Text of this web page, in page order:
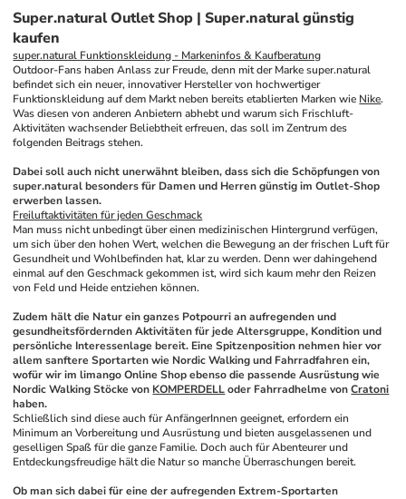
Super.natural Outlet Shop | Super.natural günstig
kaufen
super.natural Funktionskleidung - Markeninfos & Kaufberatung
Outdoor-Fans haben Anlass zur Freude, denn mit der Marke super.natural
befindet sich ein neuer, innovativer Hersteller von hochwertiger
Funktionskleidung auf dem Markt neben bereits etablierten Marken wie Nike.
Was diesen von anderen Anbietern abhebt und warum sich Frischluft-
Aktivitäten wachsender Beliebtheit erfreuen, das soll im Zentrum des
folgenden Beitrags stehen.
Dabei soll auch nicht unerwähnt bleiben, dass sich die Schöpfungen von
super.natural besonders für Damen und Herren günstig im Outlet-Shop
erwerben lassen.
Freiluftaktivitäten für jeden Geschmack
Man muss nicht unbedingt über einen medizinischen Hintergrund verfügen,
um sich über den hohen Wert, welchen die Bewegung an der frischen Luft für
Gesundheit und Wohlbefinden hat, klar zu werden. Denn wer dahingehend
einmal auf den Geschmack gekommen ist, wird sich kaum mehr den Reizen
von Feld und Heide entziehen können.
Zudem hält die Natur ein ganzes Potpourri an aufregenden und
gesundheitsfördernden Aktivitäten für jede Altersgruppe, Kondition und
persönliche Interessenlage bereit. Eine Spitzenposition nehmen hier vor
allem sanftere Sportarten wie Nordic Walking und Fahrradfahren ein,
wofür wir im limango Online Shop ebenso die passende Ausrüstung wie
Nordic Walking Stöcke von KOMPERDELL oder Fahrradhelme von Cratoni
haben.
Schließlich sind diese auch für AnfängerInnen geeignet, erfordern ein
Minimum an Vorbereitung und Ausrüstung und bieten ausgelassenen und
geselligen Spaß für die ganze Familie. Doch auch für Abenteurer und
Entdeckungsfreudige hält die Natur so manche Überraschungen bereit.
Ob man sich dabei für eine der aufregenden Extrem-Sportarten